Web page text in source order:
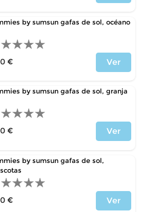
by sumsun gafas de sol, océano
€
Ver
by sumsun gafas de sol, granja
€
Ver
by sumsun gafas de sol,
€
Ver